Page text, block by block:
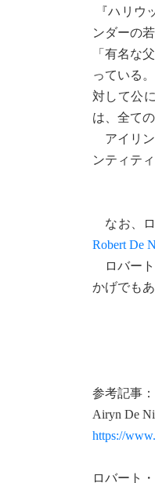
『ハリウ
ンダーの
「有名な
っている
対して公
は、全て
アイリン
ンティテ
なお、ロ
Robert De
ロバート
かげでも
参考記事：
Airyn De
https://
ロバート